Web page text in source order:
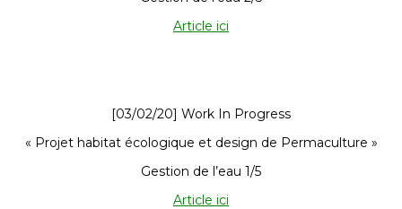
Article ici
[03/02/20] Work In Progress
« Projet habitat écologique et design de Permaculture »
Gestion de l’eau 1/5
Article ici